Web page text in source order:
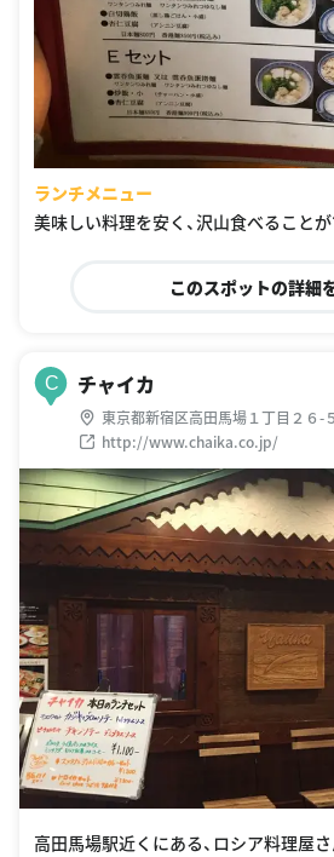
ランチメニュー
美味しい料理を安く、沢山食べることが
このスポットの詳細
C チャイカ
東京都新宿区高田馬場１丁目２６-
http://www.chaika.co.jp/
高田馬場駅近くにある、ロシア料理屋さ